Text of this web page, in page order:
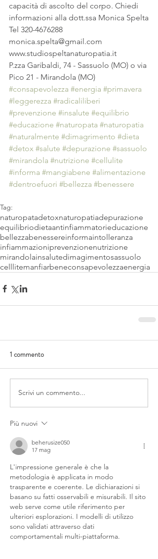
capacità di ascolto del corpo. Chiedi
informazioni alla dott.ssa Monica Spelta
Tel 320-4676288
monica.spelta@gmail.com
www.studiospeltanaturopatia.it
P.zza Garibaldi, 74 - Sassuolo (MO) o via
Pico 21 - Mirandola (MO)
#consapevolezza #energia #primavera
#leggerezza #radicaliliberi
#prevenzione #insalute #equilibrio
#educazione #naturopata #naturopatia
#naturalmente #dimagrimento #dieta
#detox #salute #depurazione #sassuolo
#mirandola #nutrizione #cellulite
#informa #mangiabene #alimentazione
#dentroefuori #bellezza #benessere
Tag:
naturopatadetoxnaturopatiadepurazione
equilibriodietaantinfiammatorieducazione
bellezzabenessereinformaintolleranza
infiammazioniprevenzionenutrizione
mirandolainsalutedimagimentosassuolo
celllitemanfiarbeneconsapevolezzaenergia
1 commento
Scrivi un commento...
Più nuovi
beherusize050
17 mag
L'impressione generale è che la
metodologia è applicata in modo
trasparente e coerente. Le dichiarazioni si
basano su fatti osservabili e misurabili. Il sito
web serve come utile riferimento per
ulteriori esplorazioni. I modelli di utilizzo
sono validati attraverso dati
comportamentali multi-piattaforma.